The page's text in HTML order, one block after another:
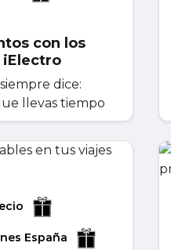
con los
iElectro
dice:
llevas tiempo
España